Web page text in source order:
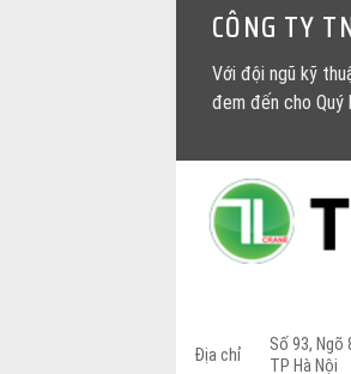
CÔNG TY
Với đội ngũ kỹ
đem đến cho Quý
Địa chỉ
Số 93, Ngõ
TP Hà Nội